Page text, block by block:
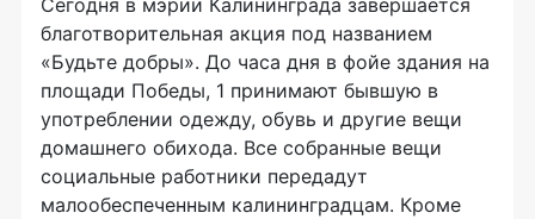
Сегодня в мэрии Калининграда завершается
благотворительная акция под названием
«Будьте добры». До часа дня в фойе здания на
площади Победы, 1 принимают бывшую в
употреблении одежду, обувь и другие вещи
домашнего обихода. Все собранные вещи
социальные работники передадут
малообеспеченным калининградцам. Кроме